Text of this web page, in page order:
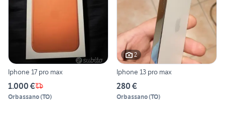
Iphone 17 pro max
1.000 €
Orbassano(TO)
2
Iphone 13 pro max
280 €
Orbassano(TO)